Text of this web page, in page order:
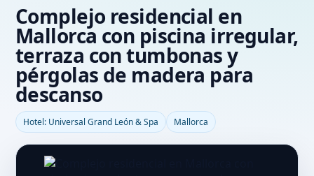
Complejo residencial en
Mallorca con piscina irregular,
terraza con tumbonas y
pérgolas de madera para
descanso
Hotel: Universal Grand León & Spa Mallorca